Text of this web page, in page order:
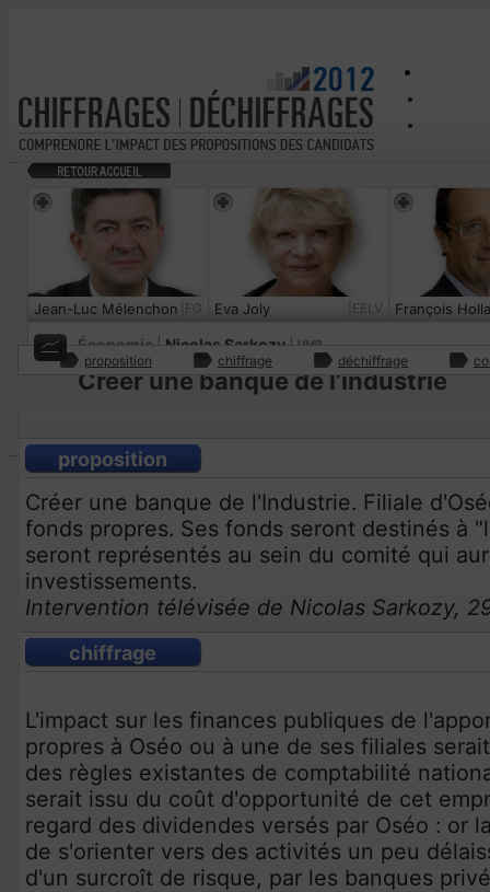
Jean-Luc Mélenchon |FG Eva Joly |EELV François
Économie Nicolas Sarkozy UMP
Créer une banque de l’industrie
proposition chiffrage déchiffrage
proposition
Créer une banque de l'Industrie. Filiale
fonds propres. Ses fonds seront destinés à
seront représentés au sein du comité qui
investissements.
Intervention télévisée de Nicolas Sarkozy,
chiffrage
L'impact sur les finances publiques de
propres à Oséo ou à une de ses filiales
des règles existantes de comptabilité
serait issu du coût d'opportunité de cet
regard des dividendes versés par Oséo : or
de s'orienter vers des activités un peu
d'un surcroît de risque, par les banques